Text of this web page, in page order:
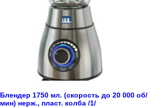
Блендер 1750 мл. (скорость до 20 000 об/
мин) нерж., пласт. колба /1/